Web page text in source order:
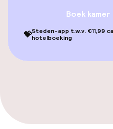
Gratis wifi
Boek kamer
💝Steden-app t.w.v. €11,99
hotelboeking